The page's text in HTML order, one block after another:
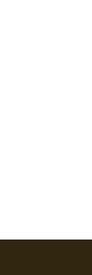
på